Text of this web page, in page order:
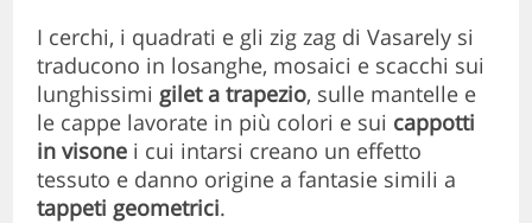
I cerchi, i quadrati e gli zig zag di Vasarely si
traducono in losanghe, mosaici e scacchi sui
lunghissimi gilet a trapezio, sulle mantelle e
le cappe lavorate in più colori e sui cappotti
in visone i cui intarsi creano un effetto
tessuto e danno origine a fantasie simili a
tappeti geometrici.